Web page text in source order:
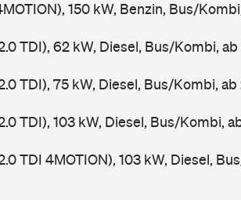
150 kW, Benzin, Bus/
TDI), 62 kW, Diesel, Bus/Kombi, ab
TDI), 75 kW, Diesel, Bus/Kombi, ab
TDI), 103 kW, Diesel, Bus/Kombi,
TDI 4MOTION), 103 kW, Diesel,